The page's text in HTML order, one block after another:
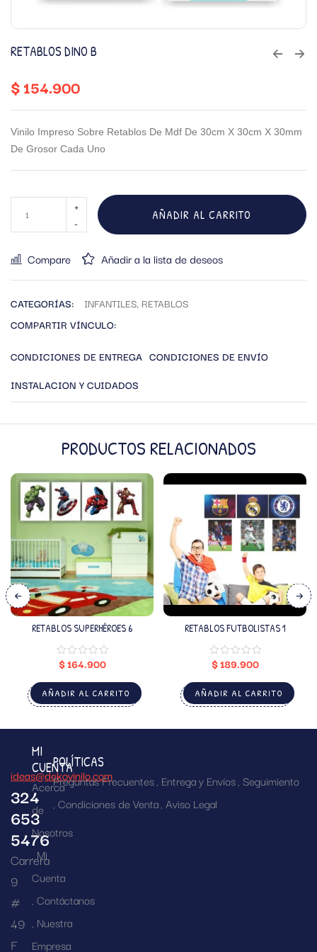
RETABLOS DINO B
$154.900
Vinilo Impreso Sobre Retablos De Mdf De 30cm X 30cm X 30mm
De Grosor Cada Uno
AÑADIR AL CARRITO
Compare Añadir a la lista de deseos
CATEGORÍAS: INFANTILES, RETABLOS
COMPARTIR VÍNCULO:
CONDICIONES DE ENTREGA CONDICIONES DE ENVÍO
INSTALACION Y CUIDADOS
PRODUCTOS RELACIONADOS
RETABLOS SUPERHÉROES 6
$164.900
AÑADIR AL CARRITO
RETABLOS FUTBOLISTAS 1
$189.900
AÑADIR AL CARRITO
ideas@dekovinilo.com
324
653
5476
Carrera
9
#
49
F
MI
CUENTA
Acerca
de
Nosotros
Mi
Cuenta
Contáctanos
Nuestra
Empresa
POLÍTICAS
Preguntas Frecuentes Entrega y Envíos Seguimiento
Condiciones de Venta Aviso Legal